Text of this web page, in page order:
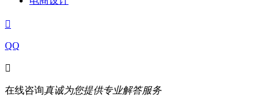

QQ

在线咨询真诚为您提供专业解答服务